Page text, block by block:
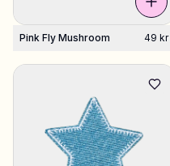
Pink Fly Mushroom 49 kr